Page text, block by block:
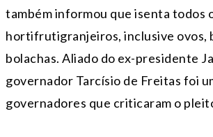
também informou que isenta todos
hortifrutigranjeiros, inclusive ovos,
bolachas. Aliado do ex-presidente
governador Tarcísio de Freitas foi
governadores que criticaram o